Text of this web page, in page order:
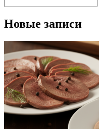
Новые записи